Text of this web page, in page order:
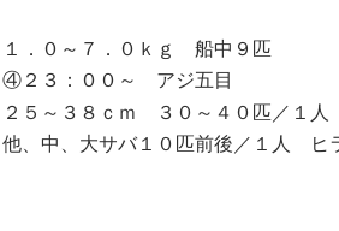
１．０～７．０ｋｇ 船中９匹
④２３：００～ アジ五目
２５～３８ｃｍ ３０～４０匹／１人
他、中、大サバ１０匹前後／１人 ヒ